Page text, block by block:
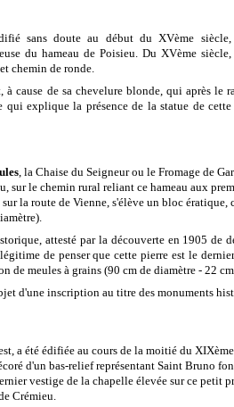
sans doute au début du XVème
du hameau de Poisieu. Du XVème
chemin de ronde.
cause de sa chevelure blonde, qui après le
explique la présence de la statue de
, la Chaise du Seigneur ou le Fromage de
sur le chemin rural reliant ce hameau aux
la route de Vienne, s'élève un bloc
attesté par la découverte en 1905 de
de penser que cette pierre est le
de meules à grains (90 cm de diamètre - 22 cm
d'une inscription au titre des monuments
a été édifiée au cours de la moitié du XIXème
d'un bas-relief représentant Saint Bruno
vestige de la chapelle élevée sur ce
Crémieu.